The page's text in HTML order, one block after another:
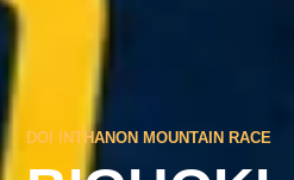
DOI INTHANON MOUNTAIN RACE